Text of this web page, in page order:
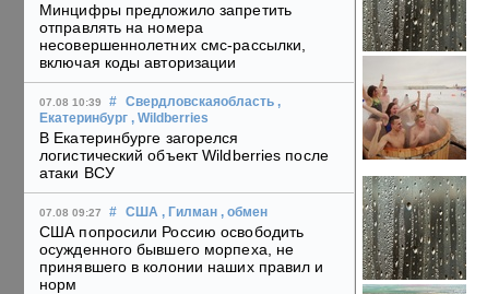
Минцифры предложило запретить
отправлять на номера
несовершеннолетних смс-рассылки,
включая коды авторизации
07.08 10:39 # Свердловскаяобласть ,
Екатеринбург , Wildberries
В Екатеринбурге загорелся
логистический объект Wildberries после
атаки ВСУ
07.08 09:27 # США , Гилман , обмен
США попросили Россию освободить
осужденного бывшего морпеха, не
принявшего в колонии наших правил и
норм